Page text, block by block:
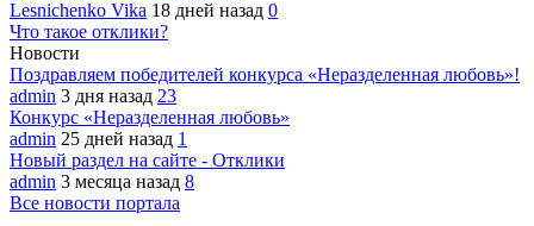
Lesnichenko Vika 18 дней назад 0
Что такое отклики?
Новости
Поздравляем победителей конкурса «Неразделенная любовь»!
admin 3 дня назад 23
Конкурс «Неразделенная любовь»
admin 25 дней назад 1
Новый раздел на сайте - Отклики
admin 3 месяца назад 8
Все новости портала